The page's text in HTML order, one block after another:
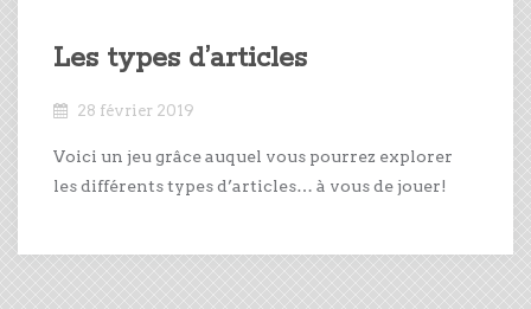
Les types d’articles
28 février 2019
Voici un jeu grâce auquel vous pourrez explorer
les différents types d’articles… à vous de jouer!